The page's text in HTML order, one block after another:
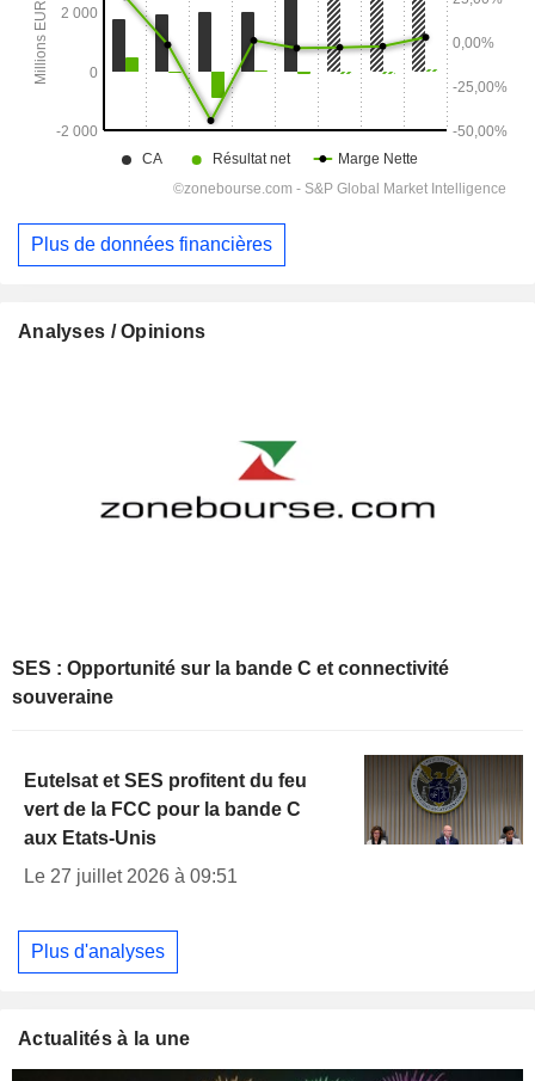
Plus de données financières
Analyses / Opinions
SES : Opportunité sur la bande C et connectivité
souveraine
Eutelsat et SES profitent du feu
vert de la FCC pour la bande C
aux Etats-Unis
Le 27 juillet 2026 à 09:51
Plus d'analyses
Actualités à la une